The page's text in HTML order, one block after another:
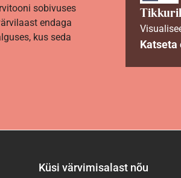
sobivuses
endaga
kus seda
Katseta
Küsi värvimisalast nõu